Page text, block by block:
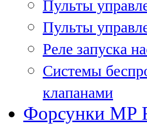
Пульты
Пульты
Реле запуска
Системы
клапанами
Форсунки MP